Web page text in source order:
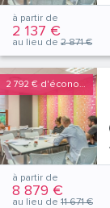
à partir de
2 137 €
au lieu de 2 871 €
2 792 € d'économies
à partir de
8 879 €
au lieu de 11 671 €